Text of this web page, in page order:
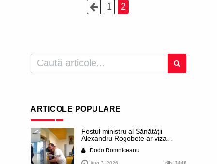
1 2
ARTICOLE POPULARE
Fostul ministru al Sănătății
Alexandru Rogobete ar viza
al orașului Timișoara. Pesedistul
publică imagini demne de Coreea
Dodo Romniceanu
Aug 3, 2026 3448